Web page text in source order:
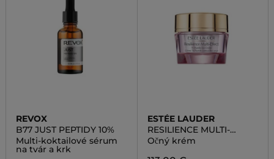
REVOX
B77 JUST PEPTIDY 10%
Multi-koktailové sérum
na tvár a krk
ESTÉE LAUDER
RESILIENCE MULTI-
EFFECT TRI-PEPTIDE EYE
CREME
Očný krém